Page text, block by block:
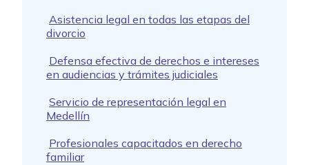
Asistencia legal en todas las etapas del
divorcio
Defensa efectiva de derechos e intereses
en audiencias y trámites judiciales
Servicio de representación legal en
Medellín
Profesionales capacitados en derecho
familiar